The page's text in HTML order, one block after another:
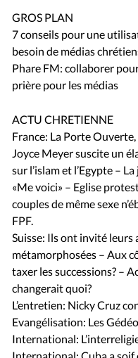
GROS PLAN
7 conseils pour une
besoin de médias
Phare FM: collaborer
prière pour les médias
ACTU CHRETIENNE
France: La Porte
Joyce Meyer suscite un
sur l’islam et l’Egypte –
«Me voici» – Eglise
couples de même sexe
FPF.
Suisse: Ils ont invité leurs
métamorphosées – Aux
taxer les successions? –
changerait quoi?
L’entretien: Nicky Cruz
Evangélisation: Les
International:
International: Cuba a soif